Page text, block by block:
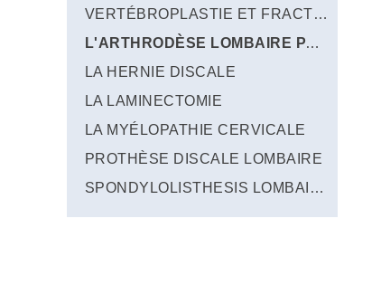
VERTÉBROPLASTIE ET FRACTURES
L'ARTHRODÈSE LOMBAIRE PAR VOIE ANTÉRIEURE
LA HERNIE DISCALE
LA LAMINECTOMIE
LA MYÉLOPATHIE CERVICALE
PROTHÈSE DISCALE LOMBAIRE
SPONDYLOLISTHESIS LOMBAIRE